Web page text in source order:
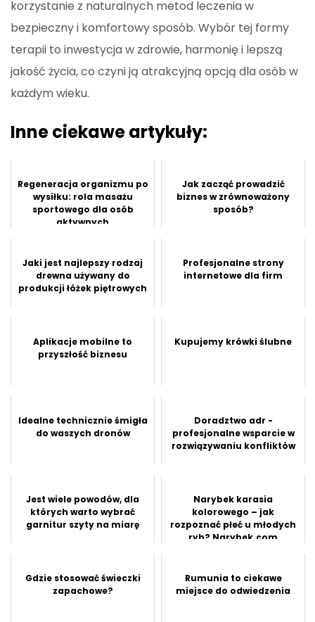
korzystanie z naturalnych metod leczenia w
bezpieczny i komfortowy sposób. Wybór tej formy
terapii to inwestycja w zdrowie, harmonię i lepszą
jakość życia, co czyni ją atrakcyjną opcją dla osób w
każdym wieku.
Inne ciekawe artykuły:
Regeneracja organizmu po
wysiłku: rola masażu
sportowego dla osób
aktywnych
Jak zacząć prowadzić
biznes w zrównoważony
sposób?
Jaki jest najlepszy rodzaj
drewna używany do
produkcji łóżek piętrowych
Profesjonalne strony
internetowe dla firm
Aplikacje mobilne to
przyszłość biznesu
Kupujemy krówki ślubne
Idealne technicznie śmigła
do waszych dronów
Doradztwo adr -
profesjonalne wsparcie w
rozwiązywaniu konfliktów
Jest wiele powodów, dla
których warto wybrać
garnitur szyty na miarę
Narybek karasia
kolorowego – jak
rozpoznać płeć u młodych
ryb? Narybek.com
Gdzie stosować świeczki
zapachowe?
Rumunia to ciekawe
miejsce do odwiedzenia